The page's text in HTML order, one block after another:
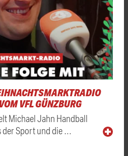
VFL GÜNZBURG
Michael Jahn Handball
der Sport und die …